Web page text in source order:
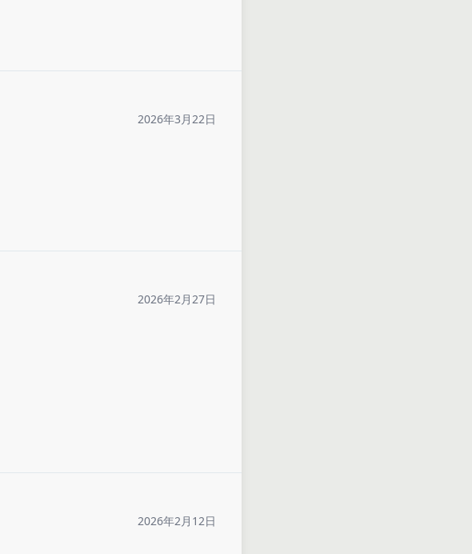
2026年3月22日
2026年2月27日
2026年2月12日